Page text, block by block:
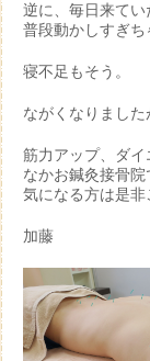
逆に、毎日来てい
普段動かしすぎち
寝不足もそう。
ながくなりました
筋力アップ、ダ
なかお鍼灸接骨院
気になる方は是非
加藤